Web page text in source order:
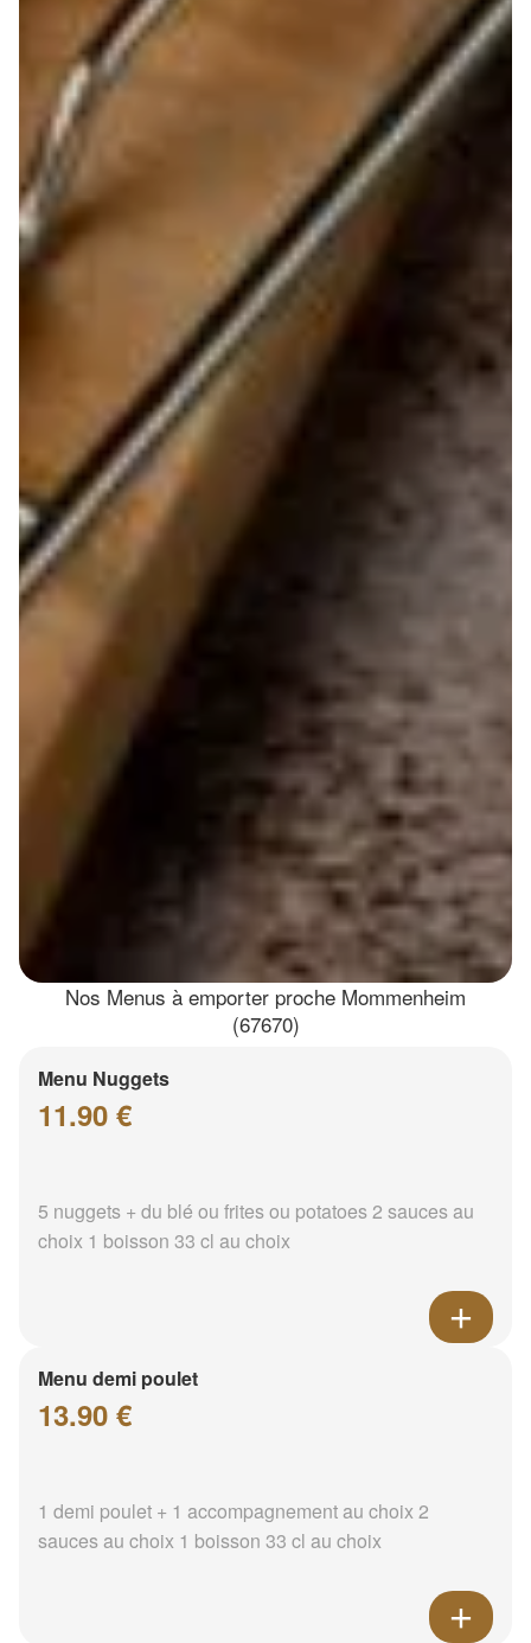
Nos Menus à emporter proche Mommenheim
(67670)
Menu Nuggets
11.90 €
5 nuggets + du blé ou frites ou potatoes 2 sauces au
choix 1 boisson 33 cl au choix
Menu demi poulet
13.90 €
1 demi poulet + 1 accompagnement au choix 2
sauces au choix 1 boisson 33 cl au choix